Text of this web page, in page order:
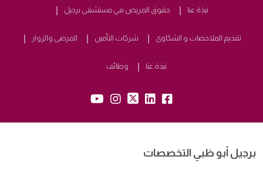
نبذة عنا حقوق المريض في مستشفى برجيل
تقديم الملاحضات و الشكاوى شركات التأمين المرضى والزوار
نبذة عنا وظائف
fb:
lk:
tw:
insta:
yb:
برجيل أبو ظبي التخصصات